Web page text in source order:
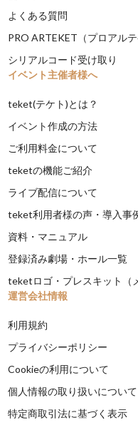
よくある質問
PRO ARTEKET（プロアルテ
シリアルコード受け取り
イベント主催者様へ
teket(テケト)とは？
イベント作成の方法
ご利用料金について
teketの機能ご紹介
ライブ配信について
teket利用者様の声・導入事
資料・マニュアル
登録済み劇場・ホール一覧
teketロゴ・プレスキット（
運営会社情報
利用規約
プライバシーポリシー
Cookieの利用について
個人情報の取り扱いについて
特定商取引法に基づく表示